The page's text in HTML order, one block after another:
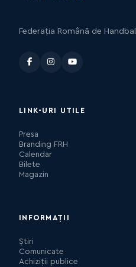
Federația Română de Handbal
LINK-URI UTILE
Presa
Branding FRH
Calendar
Bilete
Magazin
INFORMAȚII
Știri
Comunicate
Achiziții publice